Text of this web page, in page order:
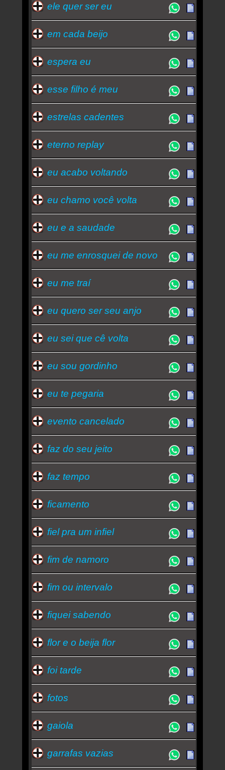
ele quer ser eu
em cada beijo
espera eu
esse filho é meu
estrelas cadentes
eterno replay
eu acabo voltando
eu chamo você volta
eu e a saudade
eu me enrosquei de novo
eu me traí
eu quero ser seu anjo
eu sei que cê volta
eu sou gordinho
eu te pegaria
evento cancelado
faz do seu jeito
faz tempo
ficamento
fiel pra um infiel
fim de namoro
fim ou intervalo
fiquei sabendo
flor e o beija flor
foi tarde
fotos
gaiola
garrafas vazias